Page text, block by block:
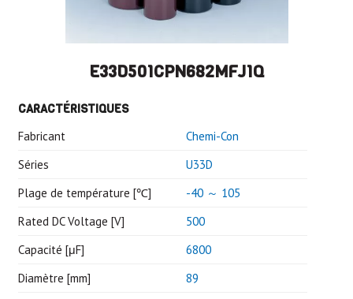
E33D501CPN682MFJ1Q
CARACTÉRISTIQUES
Fabricant
Chemi-Con
Séries
U33D
Plage de température [℃]
-40 ～ 105
Rated DC Voltage [V]
500
Capacité [μF]
6800
Diamètre [mm]
89